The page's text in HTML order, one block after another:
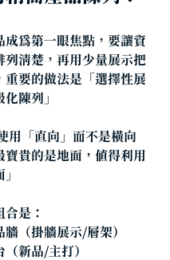
成為第一眼焦點，要讓資
列清楚，再用少量展示把
重要的做法是「選擇性展
陳列」
用「直向」而不是橫向
寶貴的是地面，值得利用
是：
牆（掛牆展示/層架）
（新品/主打）